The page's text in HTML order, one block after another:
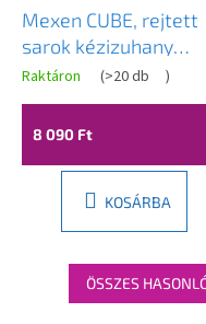
Mexen CUBE, rejtett
sarok kézizuhany
csatlakozó 1/2", fehér,
79300-20
Raktáron (>20 db )
8 090 Ft
KOSÁRBA
ÖSSZES